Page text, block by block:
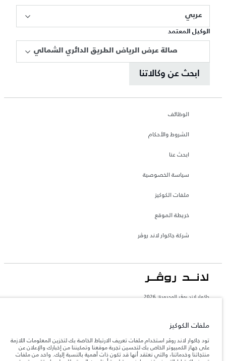
عربي
الوكيل المعتمد
صالة عرض الرياض الطريق الدائري الشمالي
ابحث عن وكالاتنا
الوظائف
الشروط والأحكام
ابحث عنا
سياسة الخصوصية
ملفات الكوكيز
خريطة الموقع
شركة جاكوار لاند روڤر
جاكوار لاند روڨر المحدودة: 2026
تعكس الأوزان المذكورة مواصفات السيارة القياسية. سوف تؤثر الإكسسوارات وغيرها من
العناصر المثبتة بعد نقطة التصنيع في الحمولة. تأكد من عدم تجاوز الوزن الإجمالي للسيارة
والحمولة.
ملفات الكوكيز
تود جاكوار لاند روڤر استخدام ملفات تعريف الارتباط الخاصة بك لتخزين المعلومات اللازمة
على جهاز الكمبيوتر الخاص بك لتحسين تجربة موقعنا وتمكيننا من إخبارك والإعلان عن
منتجاتنا وخدماتنا، والتي نعتقد أنها قد تكون ذات أهمية بالنسبة إليك. واحد من ملفات